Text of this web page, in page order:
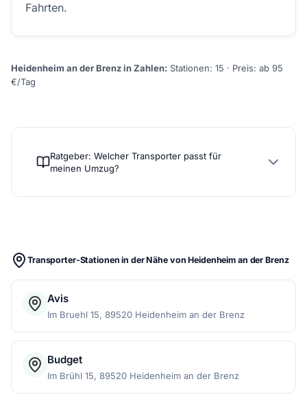
Fahrten.
Heidenheim an der Brenz in Zahlen: Stationen: 15 · Preis: ab 95
€/Tag
Ratgeber: Welcher Transporter passt für
meinen Umzug?
Transporter-Stationen in der Nähe von Heidenheim an der Brenz
Avis
Im Bruehl 15, 89520 Heidenheim an der Brenz
Budget
Im Brühl 15, 89520 Heidenheim an der Brenz